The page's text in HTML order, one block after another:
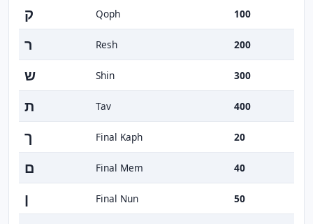
ק Qoph 100
ר Resh 200
ש Shin 300
ת Tav 400
ך Final Kaph 20
ם Final Mem 40
ן Final Nun 50